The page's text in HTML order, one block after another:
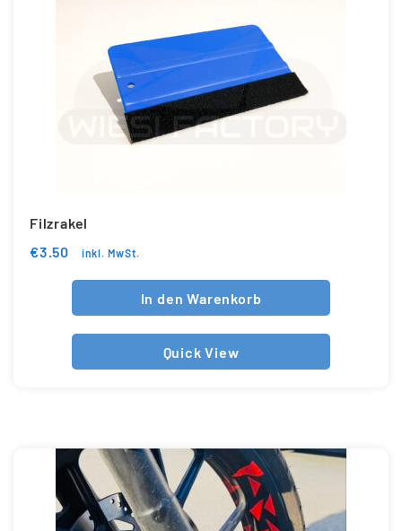
Filzrakel
€3.50 inkl. MwSt.
In den Warenkorb
Quick View